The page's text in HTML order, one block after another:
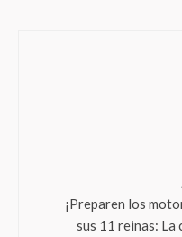
¡Preparen los
sus 11 reinas: La